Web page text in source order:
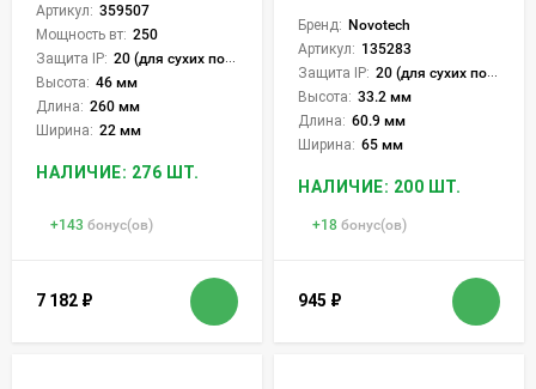
Артикул: 359507
Мощность вт: 250
Защита IP: 20 (для сухих пом.)
Высота: 46 мм
Длина: 260 мм
Ширина: 22 мм
НАЛИЧИЕ: 276 ШТ.
+143 бонус(ов)
7 182 ₽
Бренд: Novotech
Артикул: 135283
Защита IP: 20 (для сухих пом.)
Высота: 33.2 мм
Длина: 60.9 мм
Ширина: 65 мм
НАЛИЧИЕ: 200 ШТ.
+18 бонус(ов)
945 ₽